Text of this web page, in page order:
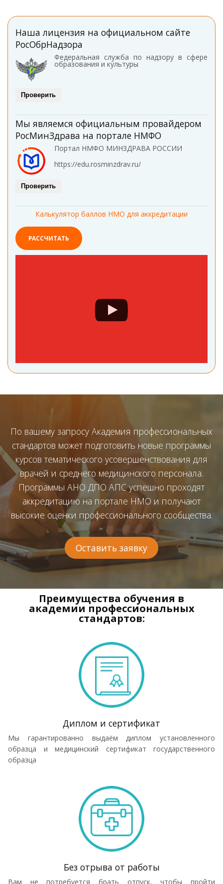
Наша лицензия на официальном сайте
РосОбрНадзора
Федеральная служба по надзору в сфере
образования и культуры
Проверить
Мы являемся официальным провайдером
РосМинЗдрава на портале НМФО
Портал НМФО МИНЗДРАВА РОССИИ
https://edu.rosminzdrav.ru/
Проверить
Калькулятор баллов НМО для аккредитации
РАССЧИТАТЬ
По вашему запросу Академия профессиональных
стандартов может подготовить новые программы
курсов тематического усовершенствования для
врачей и среднего медицинского персонала.
Программы АНО ДПО АПС успешно проходят
аккредитацию на портале НМО и получают
высокие оценки профессионального сообщества.
Оставить заявку
Преимущества обучения в
академии профессиональных
стандартов:
Диплом и сертификат
Мы гарантированно выдаём диплом установленного
образца и медицинский сертификат государственного
образца
Без отрыва от работы
Вам не потребуется брать отпуск, чтобы пройти